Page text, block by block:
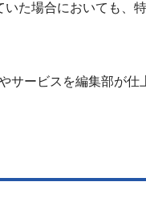
た場合においても、
サービスを編集部が